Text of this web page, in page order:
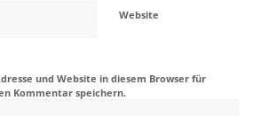
Website
und Website in diesem Browser für
Kommentar speichern.